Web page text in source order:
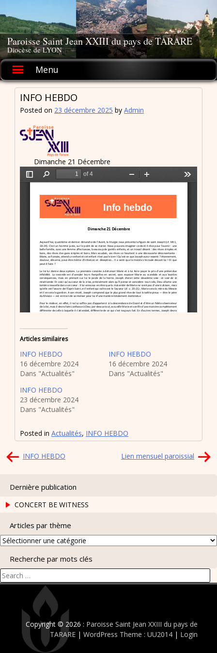
to
content
Paroisse Saint Jean XXIII du pays de TARARE
Diocèse de LYON
Menu
INFO HEBDO
Posted on 23 décembre 2025 by Admin
Dimanche 21 Décembre
Articles similaires
INFO HEBDO
16 décembre 2024
Dans "Actualités"
INFO HEBDO
16 décembre 2024
Dans "Actualités"
INFO HEBDO
23 décembre 2024
Dans "Actualités"
Posted in Actualités, INFO HEBDO
Navigation
l’article
INFO HEBDO Lien mensuel paroissial
Dernière publication
CONCERT BE WITNESS
Articles par thème
Articles
thèmeRecherche par mots clés
Search
for:
Copyright © 2026 : Paroisse Saint Jean XXIII du pays de
TARARE | WordPress Theme : UU2014 | Login